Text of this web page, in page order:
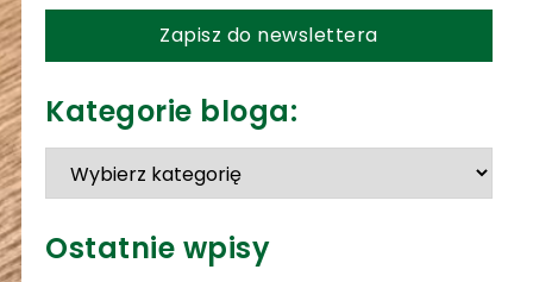
Kategorie bloga:
Ostatnie wpisy